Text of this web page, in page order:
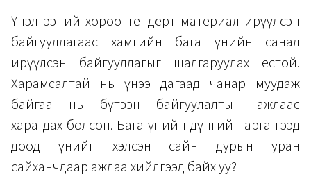
Үнэлгээний хороо тендерт материал ирүүлсэн
байгууллагаас хамгийн бага үнийн санал
ирүүлсэн байгууллагыг шалгаруулах ёстой.
Харамсалтай нь үнээ дагаад чанар муудаж
байгаа нь бүтээн байгуулалтын ажлаас
харагдах болсон. Бага үнийн дүнгийн арга гээд
доод үнийг хэлсэн сайн дурын уран
сайханчдаар ажлаа хийлгээд байх уу?